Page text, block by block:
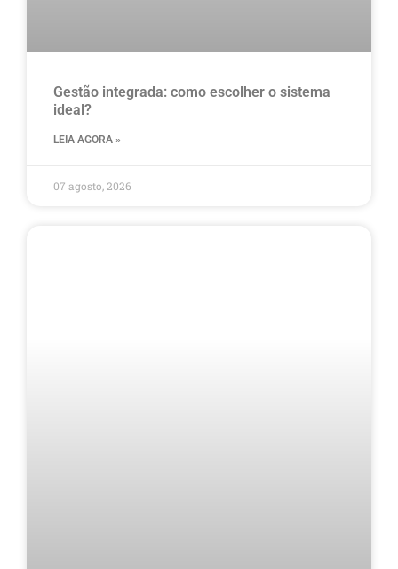
Gestão integrada: como escolher o sistema
ideal?
LEIA AGORA »
07 agosto, 2026